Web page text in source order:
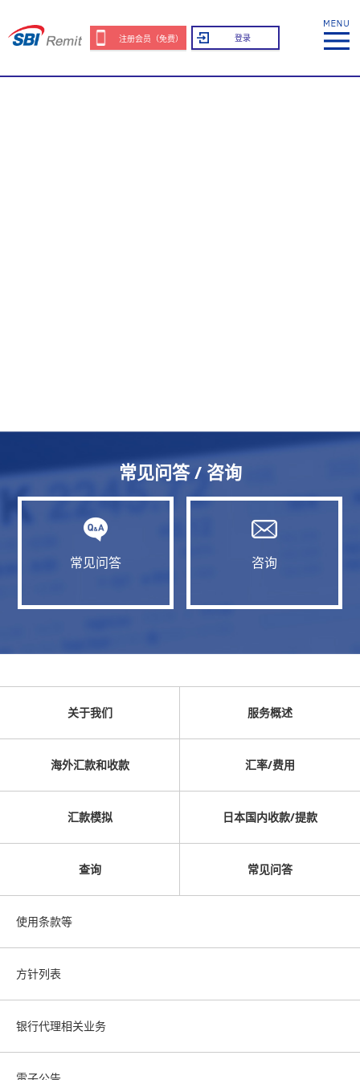
注册会员（免费） 登录
常见问答 / 咨询
常见问答 咨询
关于我们 服务概述
海外汇款和收款 汇率/费用
汇款模拟 日本国内收款/提款
查询 常见问答
使用条款等
方针列表
银行代理相关业务